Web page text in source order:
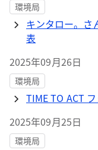
環境局
キンタロー。さ
表
2025年09月26日
環境局
TIME TO ACT
2025年09月25日
環境局